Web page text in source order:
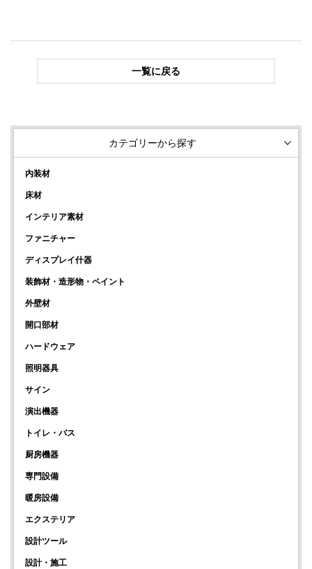
一覧に戻る
カテゴリーから探す
内装材
床材
インテリア素材
ファニチャー
ディスプレイ什器
装飾材・造形物・ペイント
外壁材
開口部材
ハードウェア
照明器具
サイン
演出機器
トイレ・バス
厨房機器
専門設備
暖房設備
エクステリア
設計ツール
設計・施工